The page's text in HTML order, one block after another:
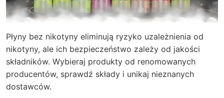
Płyny bez nikotyny eliminują ryzyko uzależnienia od
nikotyny, ale ich bezpieczeństwo zależy od jakości
składników. Wybieraj produkty od renomowanych
producentów, sprawdź składy i unikaj nieznanych
dostawców.